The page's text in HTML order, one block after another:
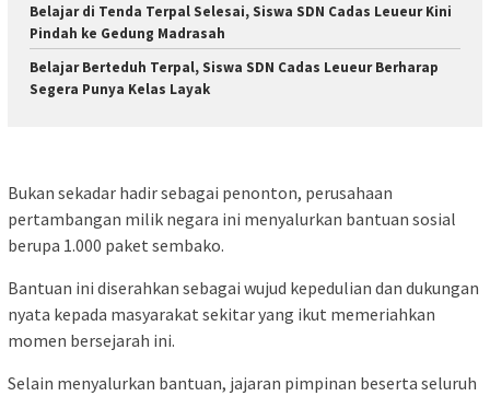
Belajar di Tenda Terpal Selesai, Siswa SDN Cadas Leueur Kini
Pindah ke Gedung Madrasah ‎
‎Belajar Berteduh Terpal, Siswa SDN Cadas Leueur Berharap
Segera Punya Kelas Layak ‎
Bukan sekadar hadir sebagai penonton, perusahaan
pertambangan milik negara ini menyalurkan bantuan sosial
berupa 1.000 paket sembako.
Bantuan ini diserahkan sebagai wujud kepedulian dan dukungan
nyata kepada masyarakat sekitar yang ikut memeriahkan
momen bersejarah ini.
Selain menyalurkan bantuan, jajaran pimpinan beserta seluruh